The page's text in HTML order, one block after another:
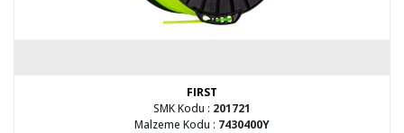
FIRST
SMK Kodu : 201721
Malzeme Kodu : 7430400Y